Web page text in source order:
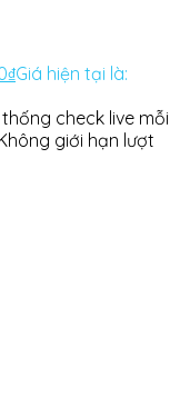
₫Giá hiện tại là:
thống check live mỗi
giới hạn lượt